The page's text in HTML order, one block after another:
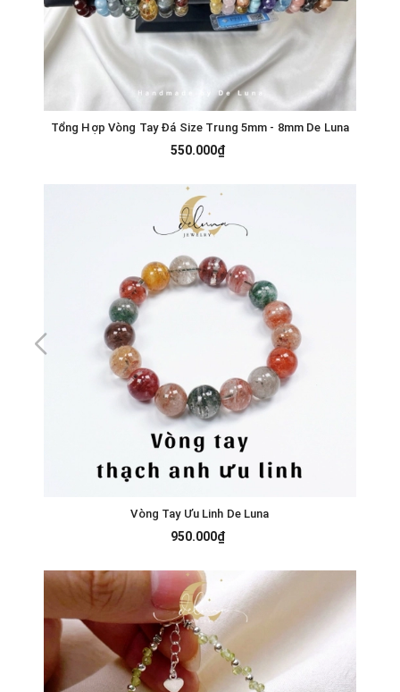
Tổng Hợp Vòng Tay Đá Size Trung 5mm - 8mm De Luna
550.000₫
Vòng Tay Ưu Linh De Luna
950.000₫